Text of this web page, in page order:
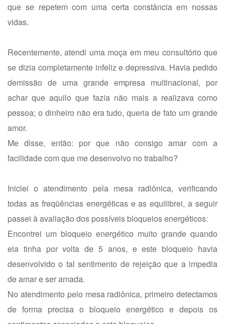
que se repetem com uma certa constância em nossas
vidas.
Recentemente, atendi uma moça em meu consultório que
se dizia completamente infeliz e depressiva. Havia pedido
demissão de uma grande empresa multinacional, por
achar que aquilo que fazia não mais a realizava como
pessoa; o dinheiro não era tudo, queria de fato um grande
amor.
Me disse, então: por que não consigo amar com a
facilidade com que me desenvolvo no trabalho?
Iniciei o atendimento pela mesa radiônica, verificando
todas as freqüências energéticas e as equilibrei, a seguir
passei à avaliação dos possíveis bloqueios energéticos:
Encontrei um bloqueio energético muito grande quando
ela tinha por volta de 5 anos, e este bloqueio havia
desenvolvido o tal sentimento de rejeição que a impedia
de amar e ser amada.
No atendimento pelo mesa radiônica, primeiro detectamos
de forma precisa o bloqueio energético e depois os